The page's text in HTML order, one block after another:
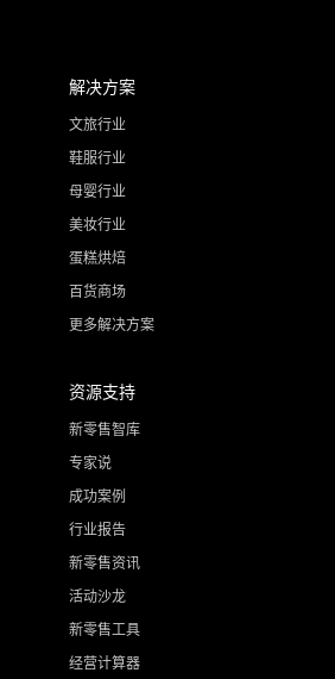
解决方案
文旅行业
鞋服行业
母婴行业
美妆行业
蛋糕烘焙
百货商场
更多解决方案
资源支持
新零售智库
专家说
成功案例
行业报告
新零售资讯
活动沙龙
新零售工具
经营计算器